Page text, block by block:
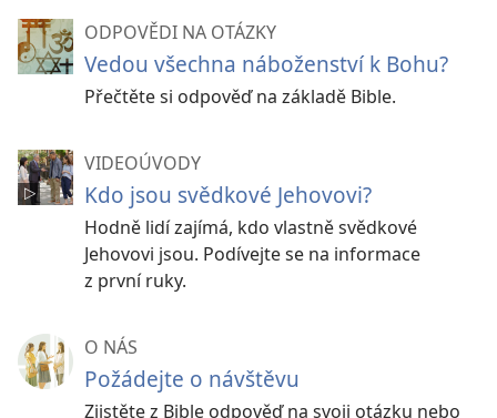
ODPOVĚDI NA OTÁZKY
Vedou všechna náboženství k Bohu?
Přečtěte si odpověď na základě Bible.
VIDEOÚVODY
Kdo jsou svědkové Jehovovi?
Hodně lidí zajímá, kdo vlastně svědkové
Jehovovi jsou. Podívejte se na informace
z první ruky.
O NÁS
Požádejte o návštěvu
Zjistěte z Bible odpověď na svoji otázku nebo